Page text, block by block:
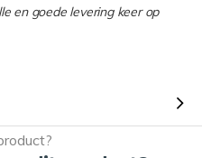
en goede levering keer op